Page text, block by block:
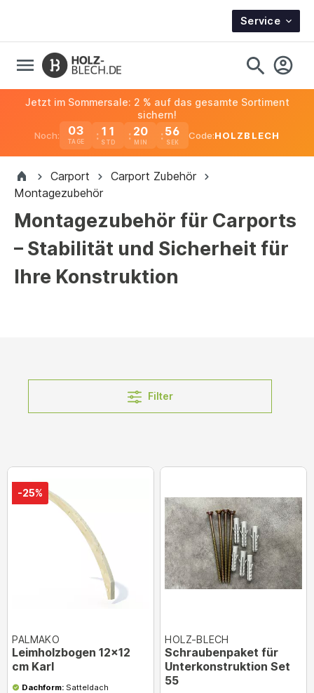
Service
Noch: 03
TAGE
11 20 56
Jetzt im Sommersale: 2 % auf das gesamte Sortiment
sichern!
Code:HOLZBLECH
Carport
Carport Zubehör
Montagezubehör
Montagezubehör für Carports
– Stabilität und Sicherheit für
Ihre Konstruktion
Filter
-25%
PALMAKO
Leimholzbogen 12x12
cm Karl
Dachform:Satteldach
HOLZ-BLECH
Schraubenpaket für
Unterkonstruktion Set
55